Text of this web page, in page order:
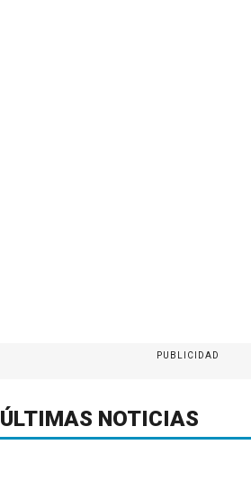
PUBLICIDAD
ÚLTIMAS NOTICIAS